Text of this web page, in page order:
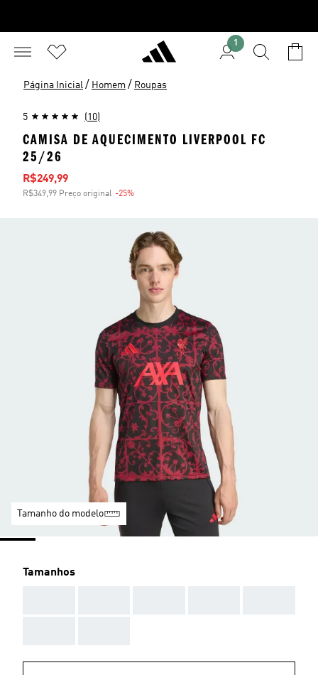
1
Página Inicial / Homem / Roupas
5 (10)
CAMISA DE AQUECIMENTO LIVERPOOL FC
25/26
Preço com desconto
R$249,99
R$349,99 Preço original -25%
Tamanho do modelo
Tamanhos